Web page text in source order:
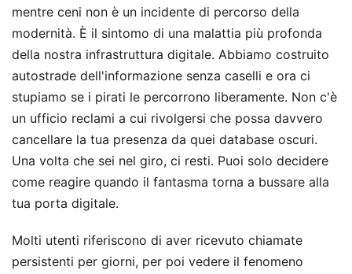
mentre ceni non è un incidente di percorso della
modernità. È il sintomo di una malattia più profonda
della nostra infrastruttura digitale. Abbiamo costruito
autostrade dell'informazione senza caselli e ora ci
stupiamo se i pirati le percorrono liberamente. Non c'è
un ufficio reclami a cui rivolgersi che possa davvero
cancellare la tua presenza da quei database oscuri.
Una volta che sei nel giro, ci resti. Puoi solo decidere
come reagire quando il fantasma torna a bussare alla
tua porta digitale.
Molti utenti riferiscono di aver ricevuto chiamate
persistenti per giorni, per poi vedere il fenomeno